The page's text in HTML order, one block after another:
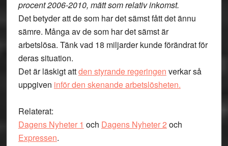
procent 2006-2010, mätt som relativ inkomst.
Det betyder att de som har det sämst fått det ännu
sämre. Många av de som har det sämst är
arbetslösa. Tänk vad 18 miljarder kunde förändrat för
deras situation.
Det är läskigt attden styrande regeringen verkar så
uppgiven inför den skenande arbetslösheten.
Relaterat:
Dagens Nyheter 1 och Dagens Nyheter 2 och
Expressen.